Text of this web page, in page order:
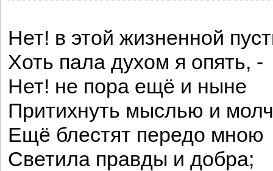
Нет! в этой жизненной
Хоть пала духом я опять, -
Нет! не пора ещё и ныне
Притихнуть мыслью и
Ещё блестят передо мною
Светила правды и добра;